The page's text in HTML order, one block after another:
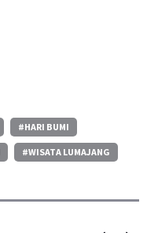
#HARI BUMI
#WISATA LUMAJANG